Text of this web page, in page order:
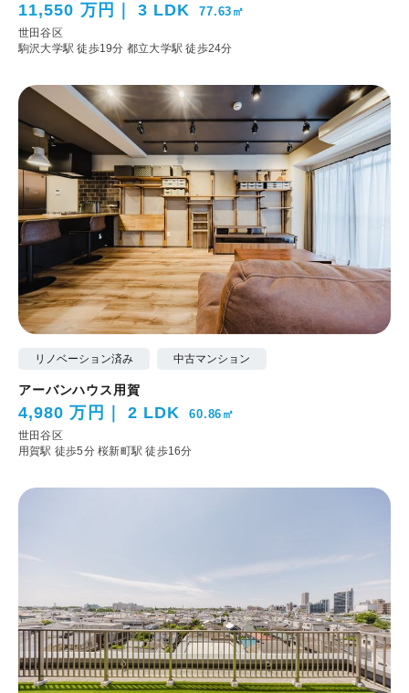
11,550 万円 3 LDK 77.63㎡
世田谷区
駒沢大学駅 徒歩19分 都立大学駅 徒歩24分
リノベーション済み 中古マンション
アーバンハウス用賀
4,980 万円 2 LDK 60.86㎡
世田谷区
用賀駅 徒歩5分桜新町駅 徒歩16分